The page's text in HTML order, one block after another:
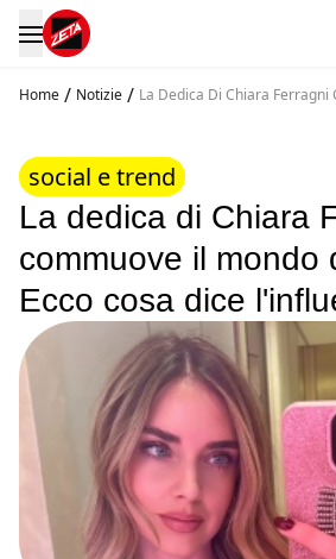
Home / Notizie / La Dedica Di Chiara
social e trend
La dedica di Chiara
commuove il mondo
Ecco cosa dice